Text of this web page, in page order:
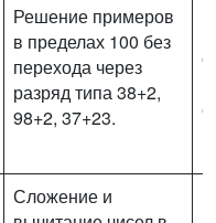
Решение примеров
в пределах 100 без
перехода через
разряд типа 38+2,
98+2, 37+23.
Сложение и